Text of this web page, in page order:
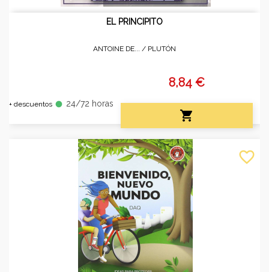
EL PRINCIPITO
ANTOINE DE... / PLUTÓN
+ descuentos fiber_manual_record 24/72 horas
8,84 €

favorite_border